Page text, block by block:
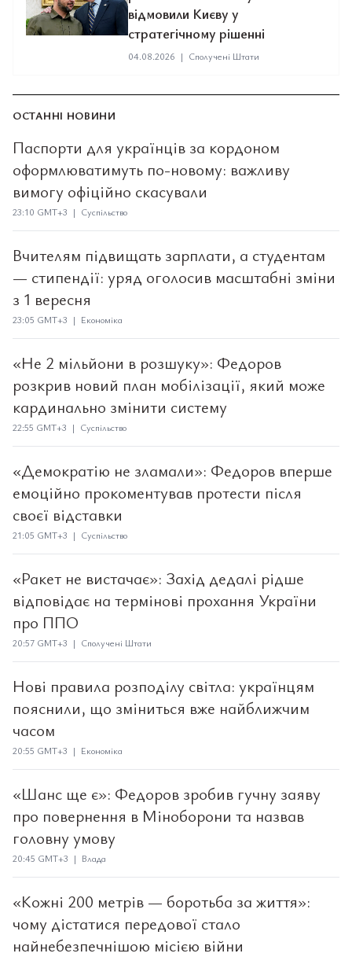
відмовили Києву у
стратегічному рішенні
04.08.2026 | Сполучені Штати
ОСТАННІ НОВИНИ
Паспорти для українців за кордоном
оформлюватимуть по-новому: важливу
вимогу офіційно скасували
23:10 GMT+3 | Суспільство
Вчителям підвищать зарплати, а студентам
— стипендії: уряд оголосив масштабні зміни
з 1 вересня
23:05 GMT+3 | Економіка
«Не 2 мільйони в розшуку»: Федоров
розкрив новий план мобілізації, який може
кардинально змінити систему
22:55 GMT+3 | Суспільство
«Демократію не зламали»: Федоров вперше
емоційно прокоментував протести після
своєї відставки
21:05 GMT+3 | Суспільство
«Ракет не вистачає»: Захід дедалі рідше
відповідає на термінові прохання України
про ППО
20:57 GMT+3 | Сполучені Штати
Нові правила розподілу світла: українцям
пояснили, що зміниться вже найближчим
часом
20:55 GMT+3 | Економіка
«Шанс ще є»: Федоров зробив гучну заяву
про повернення в Міноборони та назвав
головну умову
20:45 GMT+3 | Влада
«Кожні 200 метрів — боротьба за життя»:
чому дістатися передової стало
найнебезпечнішою місією війни